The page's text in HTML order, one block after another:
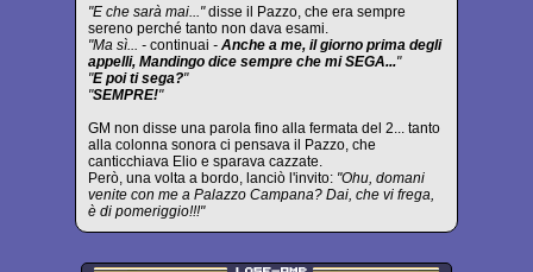
"E che sarà mai..."disse il Pazzo, che era sempre
sereno perché tanto non dava esami.
"Ma sì... - continuai - Anche a me, il giorno prima degli
appelli, Mandingo dice sempre che mi SEGA..."
"E poi ti sega?"
"SEMPRE!"
GM non disse una parola fino alla fermata del 2... tanto
alla colonna sonora ci pensava il Pazzo, che
canticchiava Elio e sparava cazzate.
Però, una volta a bordo, lanciò l'invito: "Ohu, domani
venite con me a Palazzo Campana? Dai, che vi frega,
è di pomeriggio!!!"